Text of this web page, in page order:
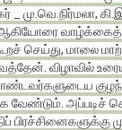
_ மு.வெ.நிர்மலா,
ஆகியோரை
செய்து, மாலை
விழாவில்
வேண்டும். அப்படிச்